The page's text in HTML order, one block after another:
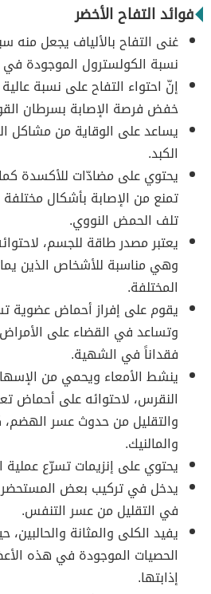
فوائد التفاح الأخضر
غنى التفاح بالألياف يجعل
نسبة الكولسترول الموجودة
إنّ احتواء التفاح على نسبة
خفض فرصة الإصابة بسرطان
يساعد على الوقاية من مشاكل
الكبد.
يحتوي على مضادّات للأكسدة
تمنع من الإصابة بأشكال
تلف الحمض النووي.
يعتبر مصدر طاقة للجسم،
وهي مناسبة للأشخاص الذين
المختلفة.
يقوم على إفراز أحماض عضوية
وتساعد في القضاء على
فقداناً في الشهية.
ينشط الأمعاء ويحمي من
النقرس، لاحتوائه على أحماض
والتقليل من حدوث عسر
والمالنيك.
يحتوي على إنزيمات تسرّع
يدخل في تركيب بعض
في التقليل من عسر التنفس.
يفيد الكلى والمثانة
الحصيات الموجودة في هذه
إذابتها.